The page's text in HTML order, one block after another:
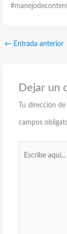
← Entrada anterior
Dejar un
Tu dirección
campos